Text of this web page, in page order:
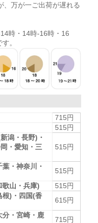
、万が一ご出荷が遅れる
時・14時-16時・16
。
715円
515円
潟・長野)・
・愛知・三
515円
・神奈川・
515円
歌山・兵庫)
515円
根)・四国(香
615円
分・宮崎・鹿
715円